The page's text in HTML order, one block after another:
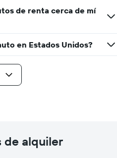
de renta cerca de mí
en Estados Unidos?
de alquiler